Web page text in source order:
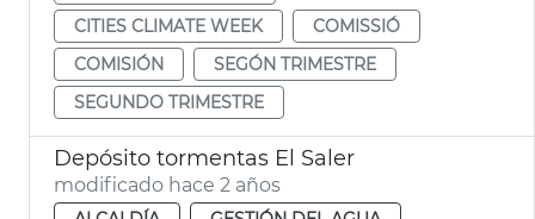
CITIES CLIMATE WEEK
COMISSIÓ
COMISIÓN
SEGÓN TRIMESTRE
SEGUNDO TRIMESTRE
Depósito tormentas El Saler
modificado hace 2 años